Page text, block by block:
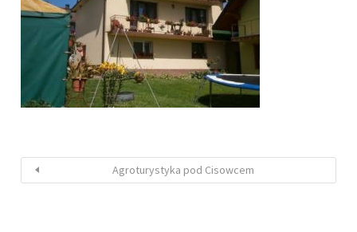
Agroturystyka pod Cisowcem